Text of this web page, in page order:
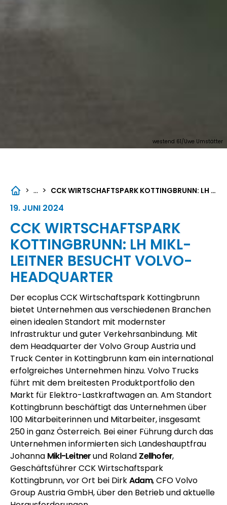
westend 61/Uwe Umstätter
> ... > CCK WIRTSCHAFTSPARK KOTTINGBRUNN: LH MIKL-LEITNER BESUCHT VOLVO-HEADQUARTER
19. JUNI 2024
CCK WIRTSCHAFTSPARK
KOTTINGBRUNN: LH MIKL-
LEITNER BESUCHT VOLVO-
HEADQUARTER
DerecoplusCCK Wirtschaftspark Kottingbrunn
bietet Unternehmen aus verschiedenen Branchen
einen idealen Standort mit modernster
Infrastruktur und guter Verkehrsanbindung. Mit
dem Headquarter der Volvo Group Austria und
Truck Center in Kottingbrunn kam ein international
erfolgreiches Unternehmen hinzu. Volvo Trucks
führt mit dem breitesten Produktportfolio den
Markt für Elektro-Lastkraftwagen an. Am Standort
Kottingbrunn beschäftigt das Unternehmen über
100 Mitarbeiterinnen und Mitarbeiter, insgesamt
250 in ganz Österreich. Bei einer Führung durch das
Unternehmen informierten sich Landeshauptfrau
Johanna Mikl-Leitnerund Roland Zellhofer,
Geschäftsführer CCK Wirtschaftspark
Kottingbrunn, vor Ort bei DirkAdam, CFO Volvo
Group Austria GmbH, über den Betrieb und aktuelle